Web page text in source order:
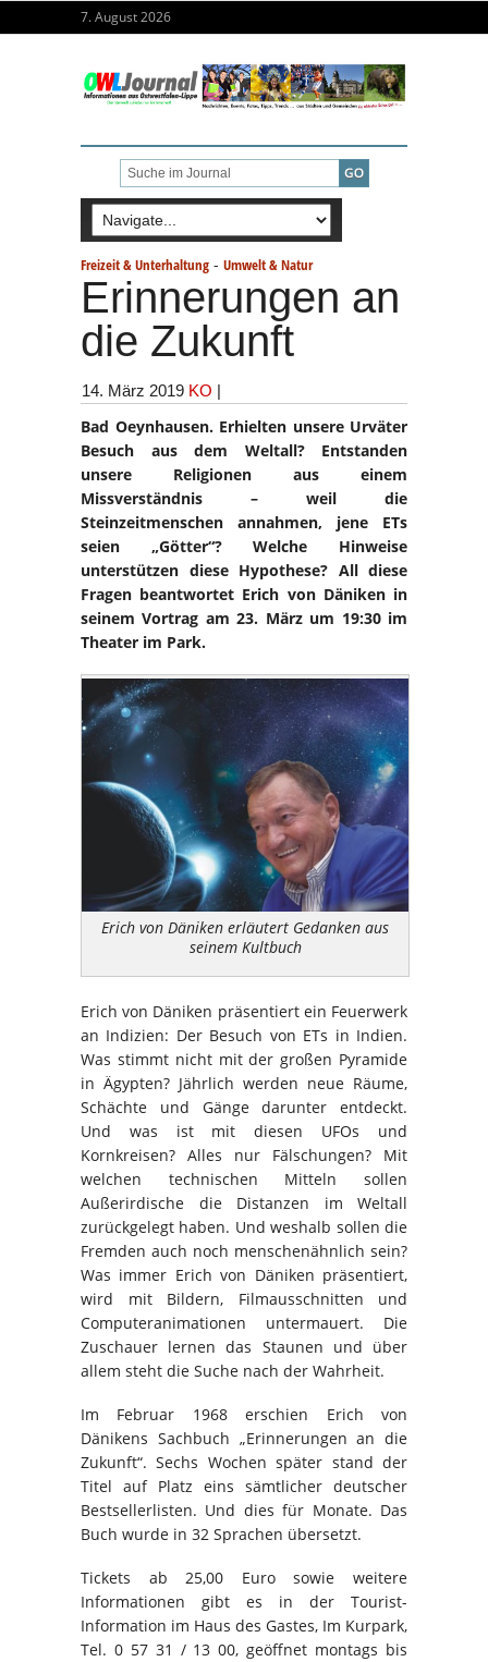
7. August 2026
Freizeit & Unterhaltung - Umwelt & Natur
Erinnerungen an
die Zukunft
14. März 2019 KO |
Bad Oeynhausen. Erhielten unsere Urväter
Besuch aus dem Weltall? Entstanden
unsere Religionen aus einem
Missverständnis – weil die
Steinzeitmenschen annahmen, jene ETs
seien „Götter“? Welche Hinweise
unterstützen diese Hypothese? All diese
Fragen beantwortet Erich von Däniken in
seinem Vortrag am 23. März um 19:30 im
Theater im Park.
Erich von Däniken erläutert Gedanken aus
seinem Kultbuch
Erich von Däniken präsentiert ein Feuerwerk
an Indizien: Der Besuch von ETs in Indien.
Was stimmt nicht mit der großen Pyramide
in Ägypten? Jährlich werden neue Räume,
Schächte und Gänge darunter entdeckt.
Und was ist mit diesen UFOs und
Kornkreisen? Alles nur Fälschungen? Mit
welchen technischen Mitteln sollen
Außerirdische die Distanzen im Weltall
zurückgelegt haben. Und weshalb sollen die
Fremden auch noch menschenähnlich sein?
Was immer Erich von Däniken präsentiert,
wird mit Bildern, Filmausschnitten und
Computeranimationen untermauert. Die
Zuschauer lernen das Staunen und über
allem steht die Suche nach der Wahrheit.
Im Februar 1968 erschien Erich von
Dänikens Sachbuch „Erinnerungen an die
Zukunft“. Sechs Wochen später stand der
Titel auf Platz eins sämtlicher deutscher
Bestsellerlisten. Und dies für Monate. Das
Buch wurde in 32 Sprachen übersetzt.
Tickets ab 25,00 Euro sowie weitere
Informationen gibt es in der Tourist-
Information im Haus des Gastes, Im Kurpark,
Tel. 0 57 31 / 13 00, geöffnet montags bis